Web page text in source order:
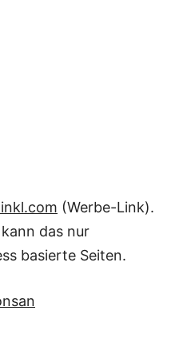
(Werbe-Link).
das nur
basierte Seiten.